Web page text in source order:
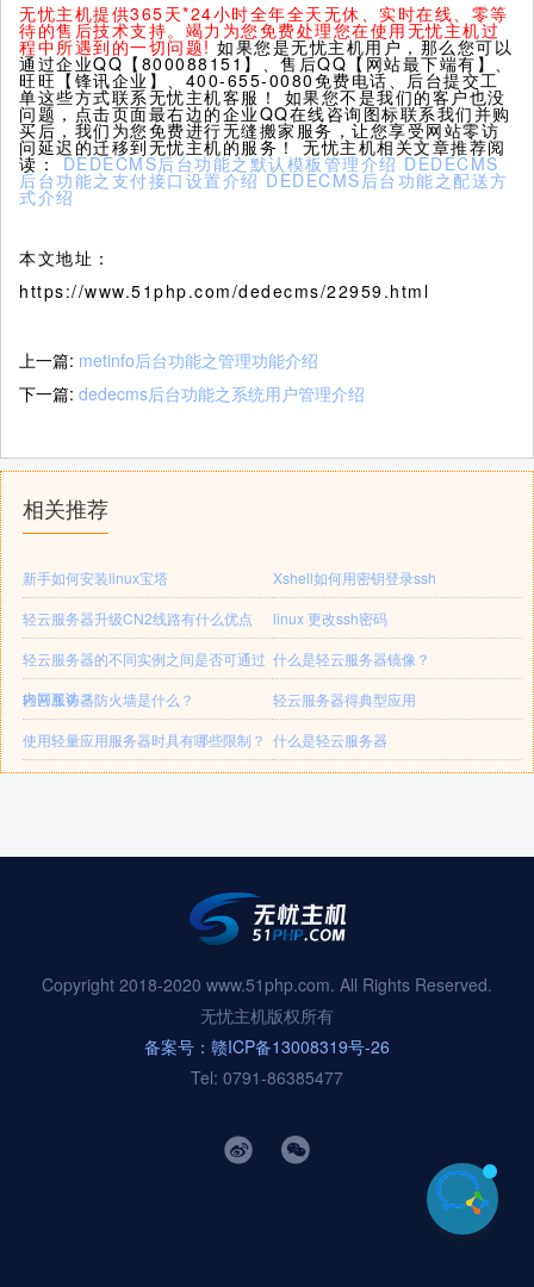
无忧主机提供365天*24小时全年全天无休、实时在线、零等
待的售后技术支持。竭力为您免费处理您在使用无忧主机过
程中所遇到的一切问题!如果您是无忧主机用户，那么您可以
通过企业QQ【800088151】、售后QQ【网站最下端有】、
旺旺【锋讯企业】、400-655-0080免费电话、后台提交工
单这些方式联系无忧主机客服！ 如果您不是我们的客户也没
问题，点击页面最右边的企业QQ在线咨询图标联系我们并购
买后，我们为您免费进行无缝搬家服务，让您享受网站零访
问延迟的迁移到无忧主机的服务！ 无忧主机相关文章推荐阅
读：DEDECMS后台功能之默认模板管理介绍 DEDECMS
后台功能之支付接口设置介绍 DEDECMS后台功能之配送方
式介绍
本文地址：
https://www.51php.com/dedecms/22959.html
上一篇: metinfo后台功能之管理功能介绍
下一篇: dedecms后台功能之系统用户管理介绍
相关推荐
新手如何安装linux宝塔
Xshell如何用密钥登录ssh
轻云服务器升级CN2线路有什么优点
linux 更改ssh密码
轻云服务器的不同实例之间是否可通过
内网互访？
什么是轻云服务器镜像？
轻云服务器防火墙是什么？
轻云服务器得典型应用
使用轻量应用服务器时具有哪些限制？ 什么是轻云服务器
Copyright 2018-2020 www.51php.com. All Rights Reserved.
无忧主机版权所有
备案号：赣ICP备13008319号-26
Tel: 0791-86385477